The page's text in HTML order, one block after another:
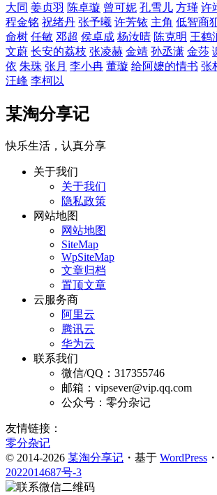
大同 姜贞羽 陈卓璇 曾可妮 孔雪儿 方瑾 许
程金铭 祝绪丹 张予曦 许芳铱 主角 低智商
命树 任敏 邓超 侯卓成 杨汝晴 陈克明 王鹤
文蔚 长安的荔枝 张凌赫 金靖 孙丞潇 金莎
依 朱珠 张月 李小冉 董璇 给阿嬷的情书 张
汪峰 李柯以
某淘分享记
快乐生活，认真分享
关于我们
关于我们
隐私政策
网站地图
网站地图
SiteMap
WpSiteMap
文章归档
置顶文章
云服务商
阿里云
腾讯云
华为云
联系我们
微信/QQ：317355746
邮箱：vipsever@vip.qq.com
公众号：零分杂记
友情链接：
零分杂记
© 2014-2026 某淘分享记 ・基于 WordPress ・
2022014687号-3